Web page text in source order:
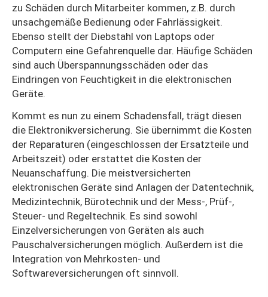
zu Schäden durch Mitarbeiter kommen, z.B. durch
unsachgemäße Bedienung oder Fahrlässigkeit.
Ebenso stellt der Diebstahl von Laptops oder
Computern eine Gefahrenquelle dar. Häufige Schäden
sind auch Überspannungsschäden oder das
Eindringen von Feuchtigkeit in die elektronischen
Geräte.
Kommt es nun zu einem Schadensfall, trägt diesen
die Elektronikversicherung. Sie übernimmt die Kosten
der Reparaturen (eingeschlossen der Ersatzteile und
Arbeitszeit) oder erstattet die Kosten der
Neuanschaffung. Die meistversicherten
elektronischen Geräte sind Anlagen der Datentechnik,
Medizintechnik, Bürotechnik und der Mess-, Prüf-,
Steuer- und Regeltechnik. Es sind sowohl
Einzelversicherungen von Geräten als auch
Pauschalversicherungen möglich. Außerdem ist die
Integration von Mehrkosten- und
Softwareversicherungen oft sinnvoll.